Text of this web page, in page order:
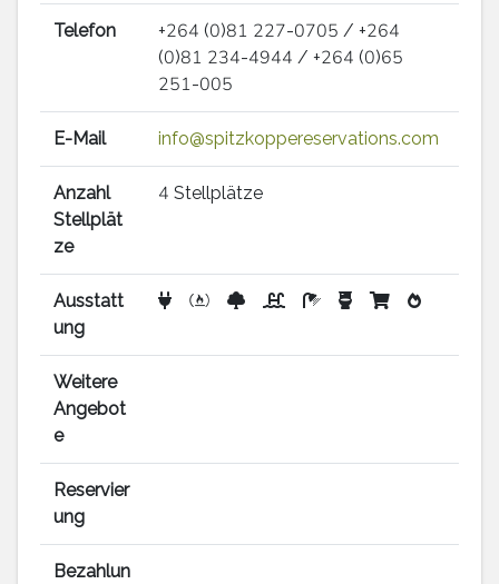
Telefon
+264 (0)81 227-0705 / +264
(0)81 234-4944 / +264 (0)65
251-005
E-Mail info@spitzkoppereservations.com
Anzahl
Stellplät
ze
4 Stellplätze
Ausstatt
ung
Weitere
Angebot
e
Reservier
ung
Bezahlun